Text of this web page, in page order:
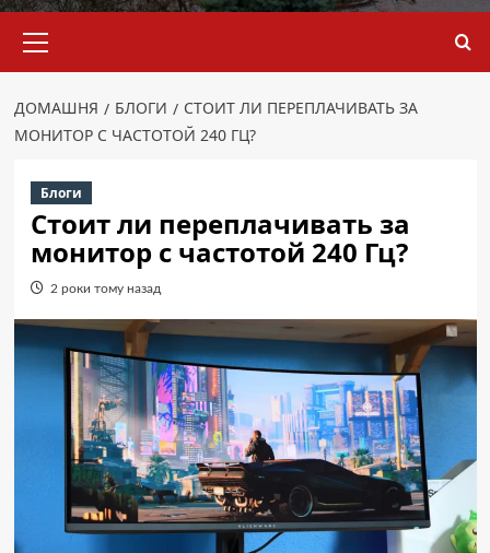
меню
ДОМАШНЯ БЛОГИ
СТОИТ ЛИ ПЕРЕПЛАЧИВАТЬ ЗА
МОНИТОР С ЧАСТОТОЙ 240 ГЦ?
Блоги
Стоит ли переплачивать за
монитор с частотой 240 Гц?
2 роки тому назад